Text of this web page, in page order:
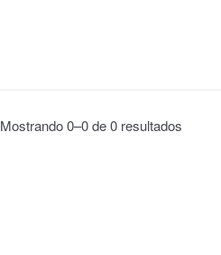
Mostrando 0–0 de 0 resultados